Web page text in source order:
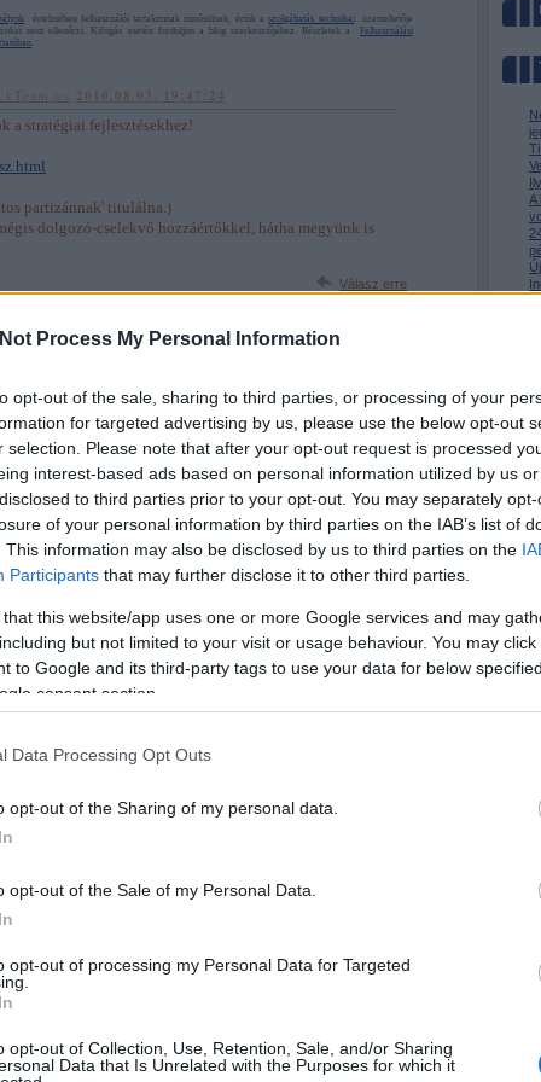
Process My Personal Information
opt-out of the sale, sharing to third parties, or processing of your
for targeted advertising by us, please use the below opt-out
selection. Please note that after your opt-out request is processed
interest-based ads based on personal information utilized by us
to third parties prior to your opt-out. You may separately
of your personal information by third parties on the IAB’s list of
This information may also be disclosed by us to third parties on the
Participants that may further disclose it to other third parties.
that this website/app uses one or more Google services and may
but not limited to your visit or usage behaviour. You may
to Google and its third-party tags to use your data for below
consent section.
Data Processing Opt Outs
opt-out of the Sharing of my personal data.
opt-out of the Sale of my Personal Data.
opt-out of processing my Personal Data for Targeted
opt-out of Collection, Use, Retention, Sale, and/or Sharing
Data that Is Unrelated with the Purposes for which it
A
» Az
»
»
» A
» De
» A
» El
»
»
¤
¤
értelmében felhasználói tartalomnak minősülnek, értük aszolgáltatás technikaiüzemeltetője
nem ellenőrzi. Kifogás esetén forduljon a blog szerkesztőjéhez. Részletek a
Felhasználási
2010.08.03. 19:47:24
a stratégiai fejlesztésekhez!
partizánnak' titulálna.)
dolgozó-cselekvő hozzáértőkkel, hátha megyünk is
Válasz erre
regisztrálj! ‐Belépés Facebookkal